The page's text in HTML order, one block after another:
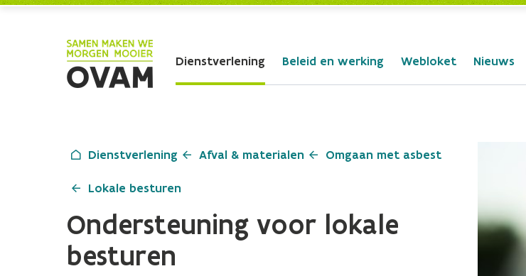
Dienstverlening Beleid en werking Webloket Nieuws
Dienstverlening Afval & materialen Omgaan met asbest
Lokale besturen
Ondersteuning voor lokale
besturen